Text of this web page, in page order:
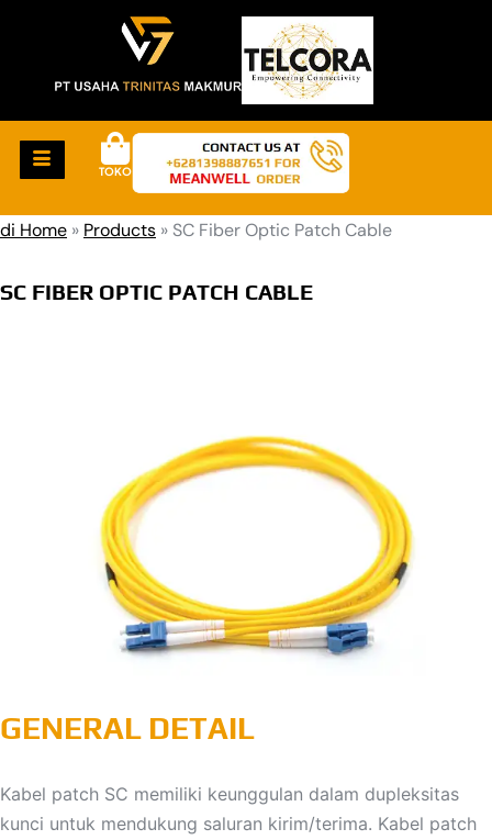
TOKO
di Home » Products » SC Fiber Optic Patch Cable
SC FIBER OPTIC PATCH CABLE
GENERAL DETAIL
Kabel patch SC memiliki keunggulan dalam dupleksitas
kunci untuk mendukung saluran kirim/terima. Kabel patch